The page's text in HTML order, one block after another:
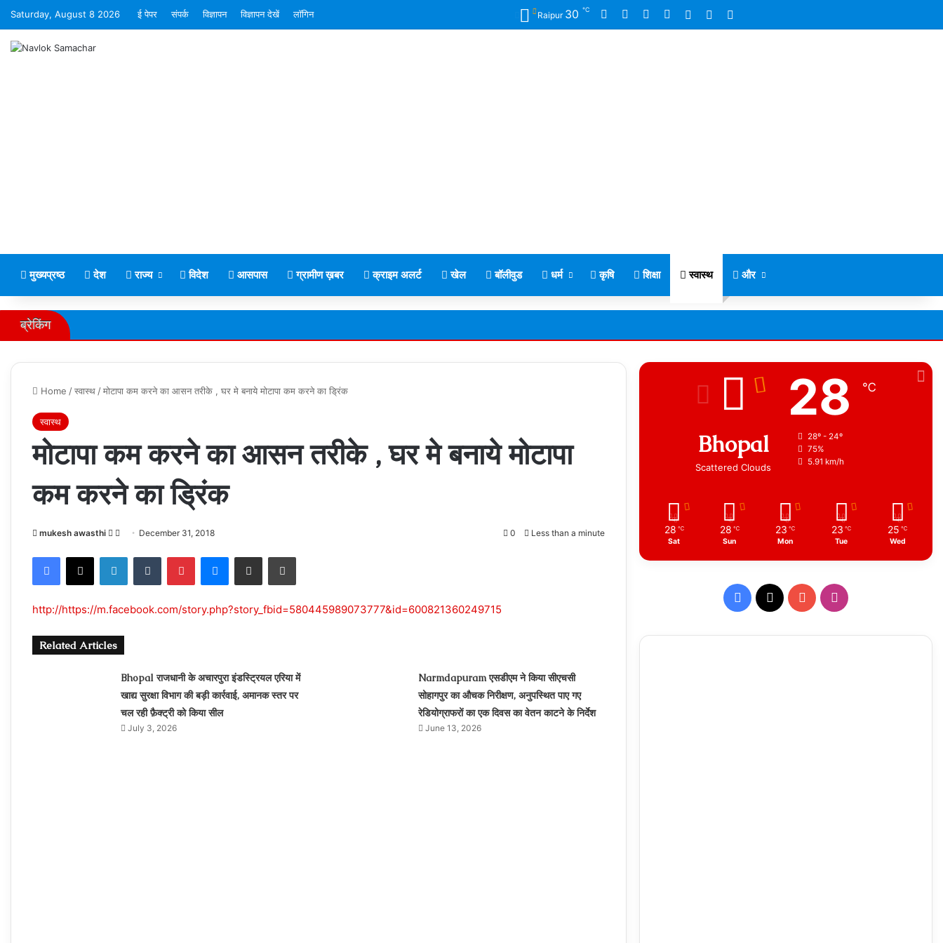
Saturday, August 8 2026 ई पेपर संपर्क विज्ञापन विज्ञापन देखें लॉगिन Raipur 30 ℃ Facebook YouTubeInstagramRandom Article
Switch skin
मुख्यप्रष्ठ देश राज्य विदेश आसपास ग्रामीण ख़बर क्राइम अलर्ट खेल बॉलीवुड धर्म कृषि शिक्षा स्वास्थ और
ब्रेकिंग
Home /स्वास्थ /मोटापा कम करने का आसन तरीके , घर मे बनाये मोटापा कम करने का ड्रिंक
स्वास्थ
मोटापा कम करने का आसन तरीके , घर मे बनाये मोटापा
कम करने का ड्रिंक
mukesh awasthi
Follow
X
Send December 31, 2018 0 Less than a minute
Facebook
X LinkedInTumblr PinterestMessenger
Share via Email Print
http://https://m.facebook.com/story.php?story_fbid=580445989073777&id=600821360249715
Related Articles
Bhopal राजधानी के अचारपुरा इंडस्ट्रियल एरिया में
खाद्य सुरक्षा विभाग की बड़ी कार्रवाई, अमानक स्तर पर
चल रही फ़ैक्ट्री को किया सील
July 3, 2026
Narmdapuram एसडीएम ने किया सीएचसी
सोहागपुर का औचक निरीक्षण, अनुपस्थित पाए गए
रेडियोग्राफरों का एक दिवस का वेतन काटने के निर्देश
June 13, 2026
Bhopal
Scattered Clouds
28 ℃
28º - 24º
75%
5.91 km/h
28 ℃
Sat
28 ℃
Sun
23 ℃
Mon
23 ℃
Tue
25 ℃
Wed
Facebook
X YouTubeInstagram